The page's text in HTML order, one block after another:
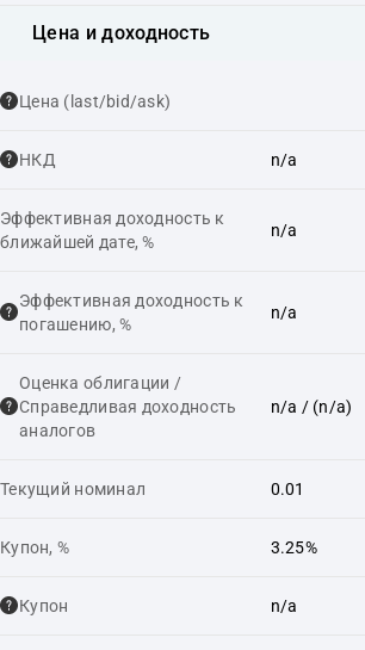
Цена и доходность
Цена (last/bid/ask)
НКД n/a
Эффективная доходность к
ближайшей дате, %
n/a
Эффективная доходность к
погашению, %
n/a
Оценка облигации /
Справедливая доходность
аналогов
n/a / (n/a)
Текущий номинал 0.01
Купон, % 3.25%
Купон n/a